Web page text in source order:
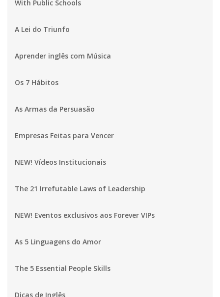
With Public Schools
A Lei do Triunfo
Aprender inglês com Música
Os 7 Hábitos
As Armas da Persuasão
Empresas Feitas para Vencer
NEW! Vídeos Institucionais
The 21 Irrefutable Laws of Leadership
NEW! Eventos exclusivos aos Forever VIPs
As 5 Linguagens do Amor
The 5 Essential People Skills
Dicas de Inglês